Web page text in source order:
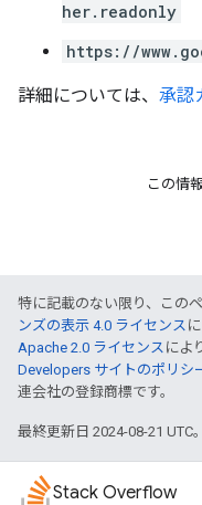
her.readonly
https://
詳細については、 承認
この情
特に記載のない限り、この
ンズの表示 4.0 ライセンス
Apache 2.0 ライセンス によ
Developers サイトのポリシ
連会社の登録商標です。
最終更新日 2024-08-21 UTC。
Stack Overflow